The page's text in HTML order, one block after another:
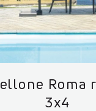
Roma
3x4